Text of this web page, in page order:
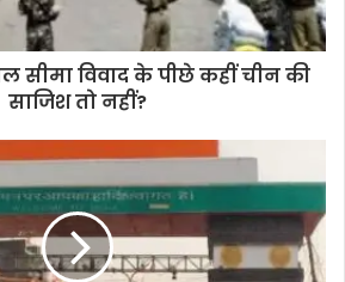
सीमा विवाद के पीछे कहीं चीन की
साजिश तो नहीं?